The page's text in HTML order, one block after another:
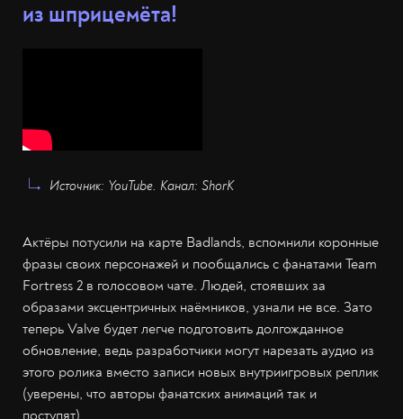
из шприцемёта!
Источник: YouTube. Канал: ShorK
Актёры потусили на карте Badlands, вспомнили коронные
фразы своих персонажей и пообщались с фанатами Team
Fortress 2 в голосовом чате. Людей, стоявших за
образами эксцентричных наёмников, узнали не все. Зато
теперь Valve будет легче подготовить долгожданное
обновление, ведь разработчики могут нарезать аудио из
этого ролика вместо записи новых внутриигровых реплик
(уверены, что авторы фанатских анимаций так и
поступят).